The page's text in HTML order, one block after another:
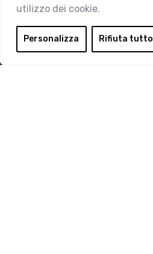
utilizzo dei cookie.
Personalizza Rifiuta tutto
Area Riservata
Login
Diventa Socio